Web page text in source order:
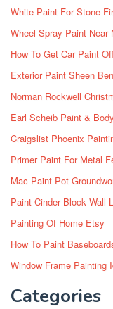
White Paint For Stone
Wheel Spray Paint Near
How To Get Car Paint
Exterior Paint Sheen
Norman Rockwell
Earl Scheib Paint &
Craigslist Phoenix
Primer Paint For Metal
Mac Paint Pot
Paint Cinder Block Wall
Painting Of Home Etsy
How To Paint
Window Frame Painting
Categories